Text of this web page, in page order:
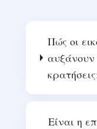
Πώς οι
αυξάνουν
Είναι η